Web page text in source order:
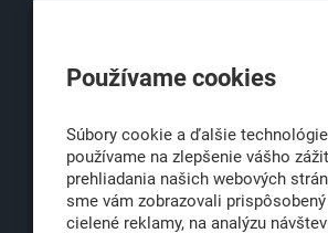
Obchodná 6
Používame cookies
Súbory cookie a ďalšie
používame na zlepšenie vášho
prehliadania našich webových
sme vám zobrazovali
cielené reklamy, na analýzu